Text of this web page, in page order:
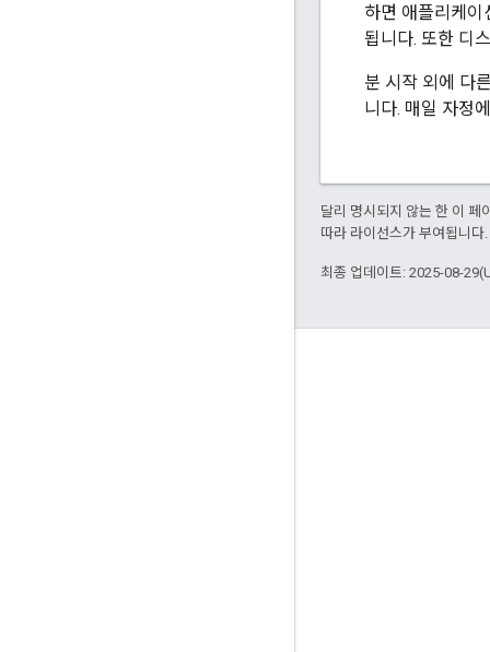
하면 애플리케
됩니다. 또한 디
분 시작 외에 다
니다. 매일 자정
달리 명시되지 않는 한 이 페
따라 라이선스가 부여됩니
최종 업데이트: 2025-08-